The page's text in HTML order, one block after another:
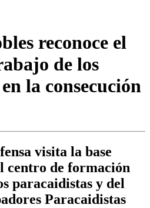
reconoce el
de los
la consecución
visita la base
centro de formación
paracaidistas y del
Paracaidistas